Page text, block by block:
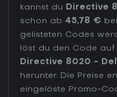
kannst du Directive
schon ab 45,78 € bei
gelisteten Codes
löst du den Code
Directive 8020 -
herunter. Die Preise
eingelöste Promo-